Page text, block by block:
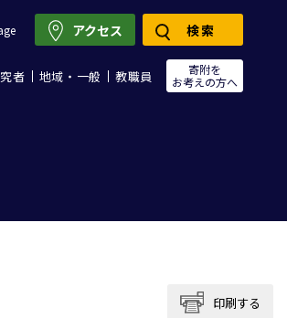
者 地域・一般 教職員
寄附を
お考えの方へ
アクセス 検索
印刷する